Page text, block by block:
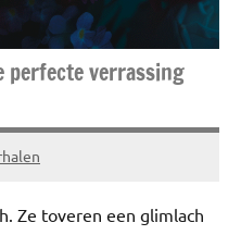
perfecte verrassing
Ze toveren een glimlach